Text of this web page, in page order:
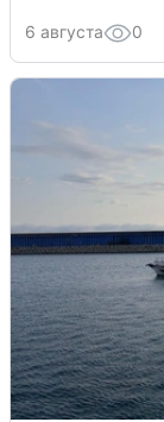
6 августа 0